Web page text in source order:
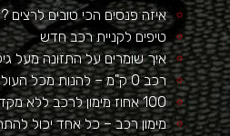
איזה פנסים הכי טובים לרצים ?
טיפים לקניית רכב חדש
איך שומרים על התזונה מעל גיל
רכב 0 ק"מ – להנות מכל העולמות
100 אחוז מימון לרכב ללא מקדמה – יתרונות וחסרונות
מימון רכב – כל אחד יכול